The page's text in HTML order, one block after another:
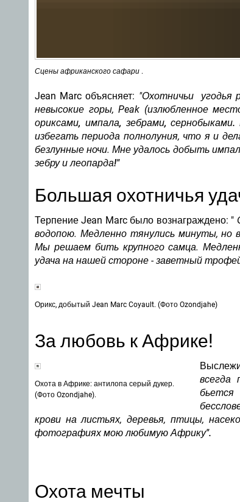
Сцены африканского сафари .
Jean Marc объясняет: "Охотничьи угодья
невысокие горы, Peak (излюбленное
ориксами, импала, зебрами, сернобыками.
избегать периода полнолуния, что я и
безлунные ночи. Мне удалось добыть
зебру и леопарда!"
Большая охотничья
Терпение Jean Marc было вознаграждено: "
водопою. Медленно тянулись минуты, но
Мы решаем бить крупного самца.
удача на нашей стороне - заветный
Орикс, добытый Jean Marc Coyault. (Фото Ozondjahe)
За любовь к Африке!
Охота в Африке: антилопа серый дукер.
(Фото Ozondjahe).
всегда
крови на листьях, деревья, птицы,
фотографиях мою любимую Африку".
Охота мечты